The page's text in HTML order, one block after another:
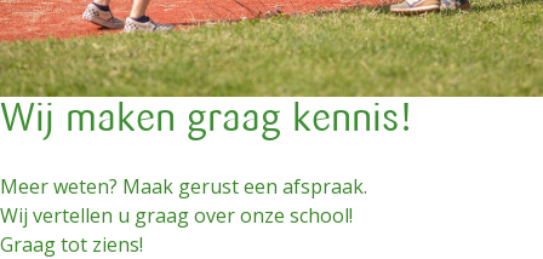
Wij maken graag kennis!
Meer weten? Maak gerust een afspraak.
Wij vertellen u graag over onze school!
Graag tot ziens!